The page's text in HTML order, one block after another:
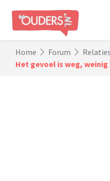
Home Forum
Relaties
Het gevoel is weg,